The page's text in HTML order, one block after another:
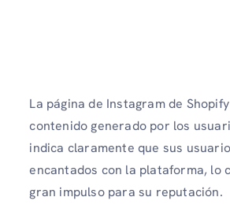
La página de Instagram de
contenido generado por los
indica claramente que sus
encantados con la plataforma, lo
gran impulso para su reputación.